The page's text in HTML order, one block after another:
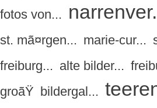
fotos von...
st. mã¤rgen... marie-cur...
freiburg... alte bilder...
groãŸ bildergal...